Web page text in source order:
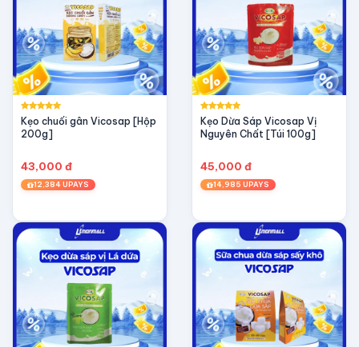
Kẹo chuối gân Vicosap [Hộp
200g]
43,000 đ
12,384 UPAYS
Kẹo Dừa Sáp Vicosap Vị
Nguyên Chất [Túi 100g]
45,000 đ
14,985 UPAYS